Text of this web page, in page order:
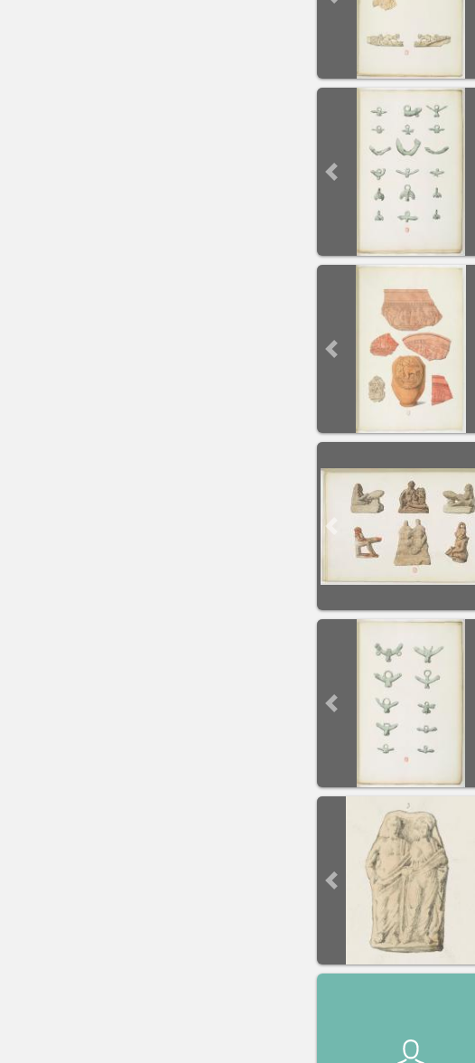
Previous slide
Previous slide
Previous slide
Previous slide
Previous slide
Previous slide